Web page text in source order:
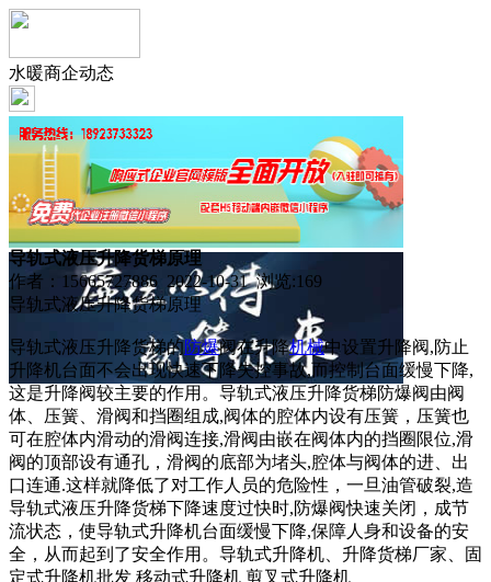
水暖商企动态
导轨式液压升降货梯原理
作者：15665727886 2022-10-31 浏览:169
导轨式液压升降货梯原理
导轨式液压升降货梯的防爆阀在升降机械中设置升降阀,防止
升降机台面不会出现快速下降失控事故,而控制台面缓慢下降,
这是升降阀较主要的作用。导轨式液压升降货梯防爆阀由阀
体、压簧、滑阀和挡圈组成,阀体的腔体内设有压簧，压簧也
可在腔体内滑动的滑阀连接,滑阀由嵌在阀体内的挡圈限位,滑
阀的顶部设有通孔，滑阀的底部为堵头,腔体与阀体的进、出
口连通.这样就降低了对工作人员的危险性，一旦油管破裂,造
导轨式液压升降货梯下降速度过快时,防爆阀快速关闭，成节
流状态，使导轨式升降机台面缓慢下降,保障人身和设备的安
全，从而起到了安全作用。导轨式升降机、升降货梯厂家、固
定式升降机批发 移动式升降机 剪叉式升降机